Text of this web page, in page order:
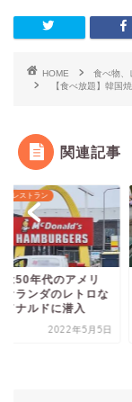
HOME
食べ物、
【食べ放題】韓国
関連記事
、レストラン
は50年代のアメリ
オランダのレトロな
ドナルドに潜入
2022年5月5日